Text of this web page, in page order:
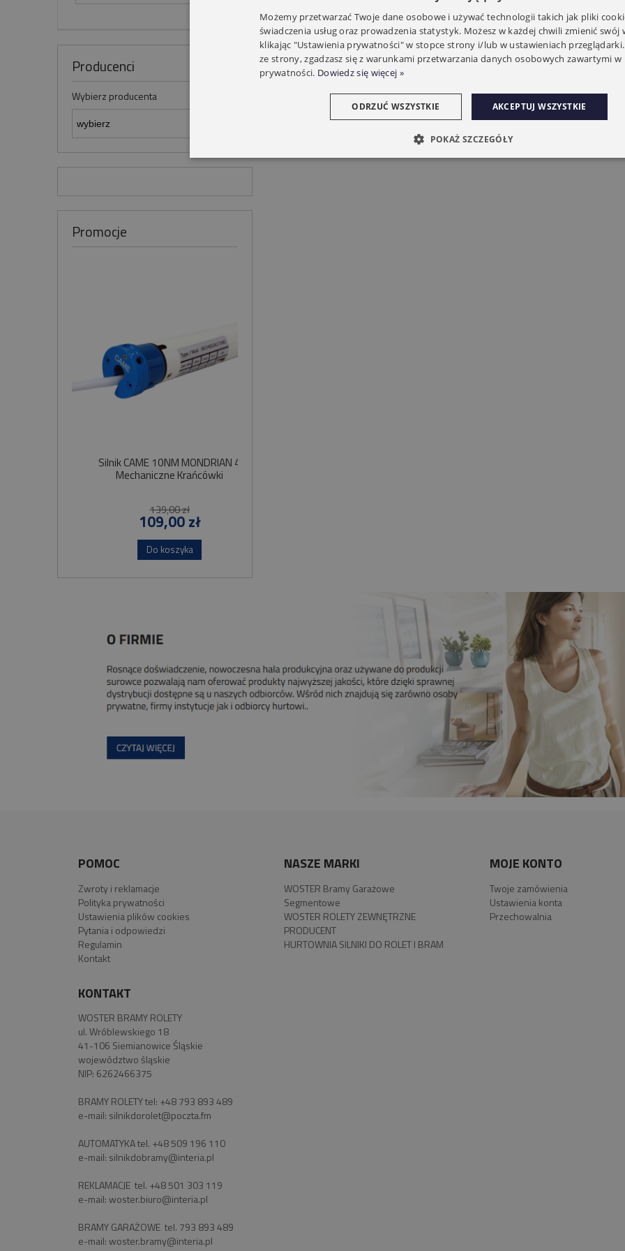
Producenci
Wybierz producenta
Promocje
Silnik CAME 10NM MONDRIAN 4
Mechaniczne Krańcówki
139,00 zł
109,00 zł
Do koszyka
POMOC
Zwroty i reklamacje
Polityka prywatności
Ustawienia plików cookies
Pytania i odpowiedzi
Regulamin
Kontakt
NASZE MARKI
WOSTER Bramy Garażowe
Segmentowe
WOSTER ROLETY ZEWNĘTRZNE
PRODUCENT
HURTOWNIA SILNIKI DO ROLET I BRAM
MOJE KONTO
Twoje zamówienia
Ustawienia konta
Przechowalnia
KONTAKT
WOSTER BRAMY ROLETY
ul. Wróblewskiego 18
41-106 Siemianowice Śląskie
województwo śląskie
NIP: 6262466375
BRAMY ROLETY tel: +48 793 893 489
e-mail: silnikdorolet@poczta.fm
AUTOMATYKA tel. +48 509 196 110
e-mail: silnikdobramy@interia.pl
REKLAMACJE tel. +48 501 303 119
e-mail:woster.biuro@interia.pl
BRAMY GARAŻOWE tel. 793 893 489
e-mail:woster.bramy@interia.pl
Możemy przetwarzać Twoje dane osobowe i używać technologii takich jak pliki
świadczenia usług oraz prowadzenia statystyk. Możesz w każdej chwili zmienić swój
klikając "Ustawienia prywatności" w stopce strony i/lub w ustawieniach
ze strony, zgadzasz się z warunkami przetwarzania danych osobowych zawartymi
prywatności. Dowiedz się więcej »
AKCEPTUJ WSZYSTKIE
ODRZUĆ WSZYSTKIE
POKAŻ SZCZEGÓŁY